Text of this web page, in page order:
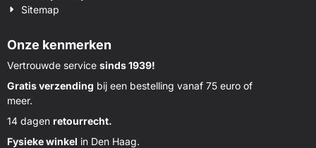
Sitemap
Onze kenmerken
Vertrouwde service sinds 1939!
Gratis verzending bij een bestelling vanaf 75 euro of
meer.
14 dagen retourrecht.
Fysieke winkel in Den Haag.